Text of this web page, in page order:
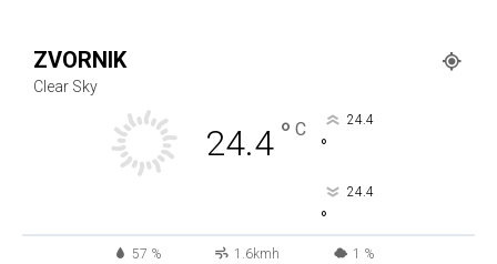
ZVORNIK
Clear Sky
24.4 ° C 24.4
°
24.4
°
57 % 1.6kmh 1 %